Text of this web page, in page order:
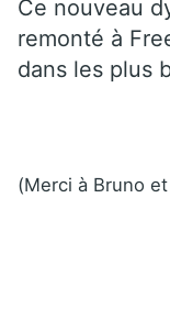
Ce nouveau
remonté à
dans les plus
(Merci à Bruno